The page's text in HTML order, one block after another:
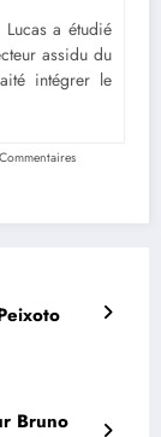
a étudié
assidu du
intégrer le
Bruno